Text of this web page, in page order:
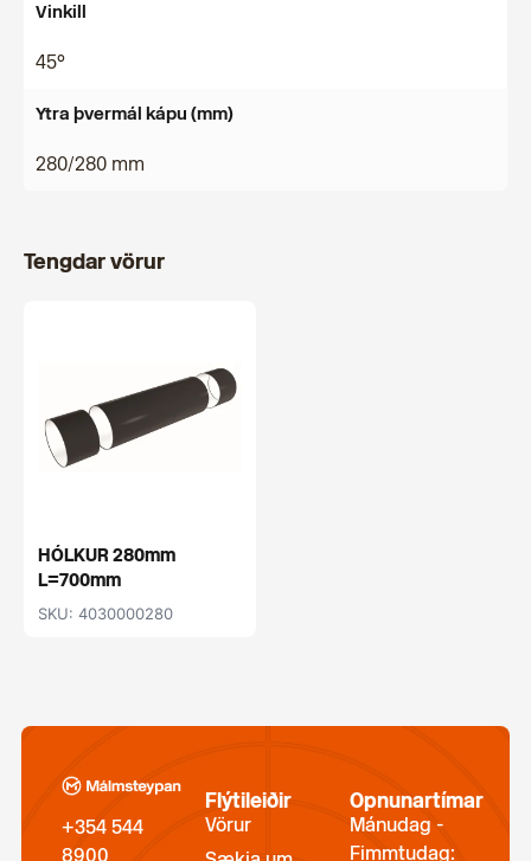
Vinkill
45°
Ytra þvermál kápu (mm)
280/280 mm
Tengdar vörur
HÓLKUR 280mm
L=700mm
SKU: 4030000280
+354 544
8900
Flýtileiðir
Vörur
Opnunartímar
Mánudag -
Fimmtudag: